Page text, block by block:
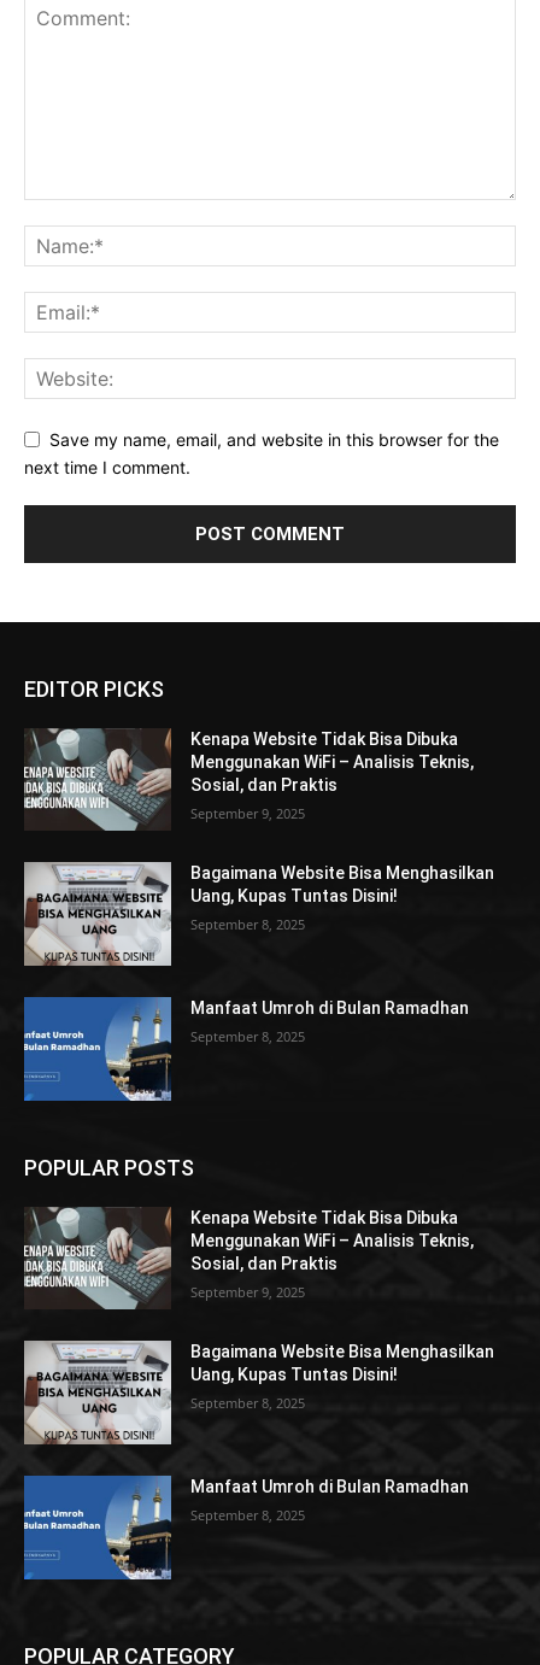
Save my name, email, and website in this browser for the
next time I comment.
EDITOR PICKS
Kenapa Website Tidak Bisa Dibuka
Menggunakan WiFi – Analisis Teknis,
Sosial, dan Praktis
September 9, 2025
Bagaimana Website Bisa Menghasilkan
Uang, Kupas Tuntas Disini!
September 8, 2025
Manfaat Umroh di Bulan Ramadhan
September 8, 2025
POPULAR POSTS
Kenapa Website Tidak Bisa Dibuka
Menggunakan WiFi – Analisis Teknis,
Sosial, dan Praktis
September 9, 2025
Bagaimana Website Bisa Menghasilkan
Uang, Kupas Tuntas Disini!
September 8, 2025
Manfaat Umroh di Bulan Ramadhan
September 8, 2025
POPULAR CATEGORY